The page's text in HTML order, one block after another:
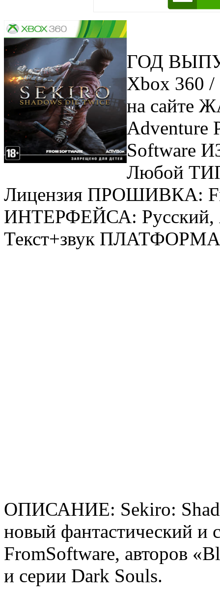
ГОД
Xbox 360
на сайте
Software
Любой
Лицензия ПРОШИВКА:
ИНТЕРФЕЙСА:
Текст+звук
ОПИСАНИЕ: Sekiro:
новый фантастический и
FromSoftware, авторов
и серии Dark Souls.